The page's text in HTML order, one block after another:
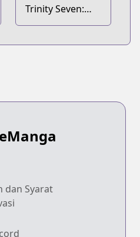
Trinity Seven:
Seven Days
dan Syarat